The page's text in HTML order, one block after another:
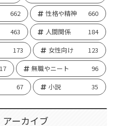
662 性格や精神
660
463 人間関係
184
173 女性向け
123
無職やニート
96
67 小説 35
アーカイブ